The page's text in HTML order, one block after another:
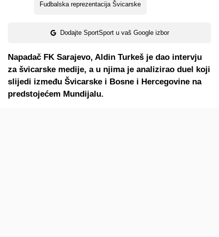
Fudbalska reprezentacija Švicarske
Dodajte SportSport u vaš Google izbor
Napadač FK Sarajevo, Aldin Turkeš je dao intervju
za švicarske medije, a u njima je analizirao duel koji
slijedi između Švicarske i Bosne i Hercegovine na
predstojećem Mundijalu.